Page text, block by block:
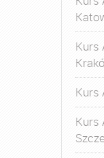
Kurs
Kurs
Kurs